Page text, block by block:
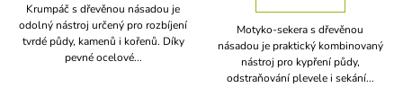
Krumpáč s dřevěnou násadou je
odolný nástroj určený pro rozbíjení
tvrdé půdy, kamenů i kořenů. Díky
pevné ocelové...
Motyko-sekera s dřevěnou
násadou je praktický kombinovaný
nástroj pro kypření půdy,
odstraňování plevele i sekání...